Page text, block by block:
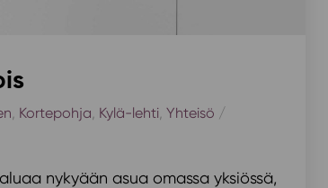
, Kortepohja, Kylä-lehti, Yhteisö /
nykyään asua omassa yksiössä,